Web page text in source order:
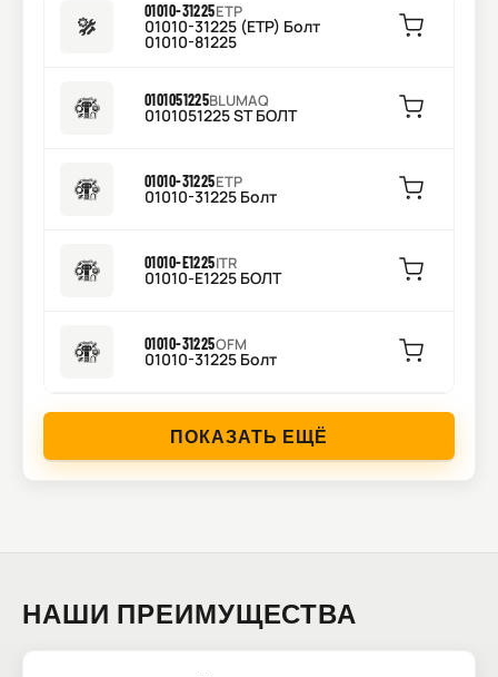
01010-31225ETP
01010-31225 (ETP) Болт
01010-81225
0101051225BLUMAQ
0101051225 ST БОЛТ
01010-31225ETP
01010-31225 Болт
01010-E1225ITR
01010-E1225 БОЛТ
01010-31225OFM
01010-31225 Болт
ПОКАЗАТЬ ЕЩЁ
НАШИ ПРЕИМУЩЕСТВА